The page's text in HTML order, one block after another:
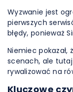
Wyzwanie jest
pierwszych
błędy, ponieważ
Niemiec
scenach, ale
rywalizować na
Kluczowe